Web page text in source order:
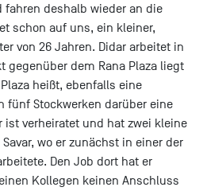
deshalb wieder an die
schon auf uns, ein kleiner,
von 26 Jahren. Didar arbeitet in
gegenüber dem Rana Plaza liegt
heißt, ebenfalls eine
fünf Stockwerken darüber eine
ist verheiratet und hat zwei kleine
wo er zunächst in einer der
Den Job dort hat er
Kollegen keinen Anschluss